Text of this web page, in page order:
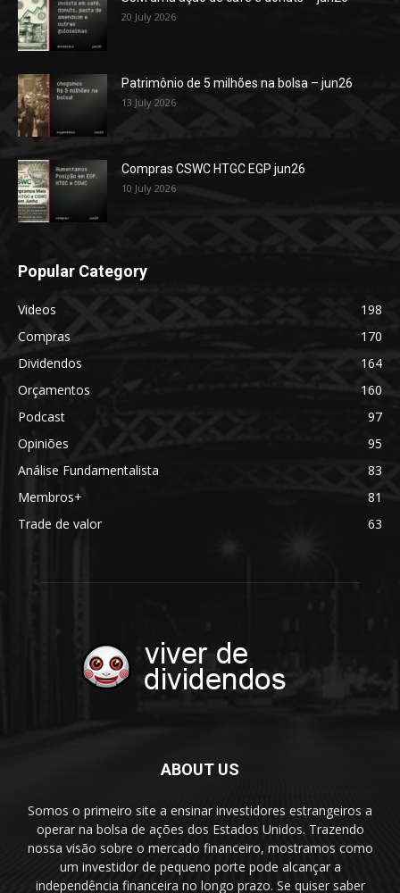
20 July 2026
Patrimônio de 5 milhões na bolsa – jun26
13 July 2026
Compras CSWC HTGC EGP jun26
10 July 2026
Popular Category
Videos
198
Compras
170
Dividendos
164
Orçamentos
160
Podcast
97
Opiniões
95
Análise Fundamentalista
83
Membros+
81
Trade de valor
63
ABOUT US
Somos o primeiro site a ensinar investidores estrangeiros a
operar na bolsa de ações dos Estados Unidos. Trazendo
nossa visão sobre o mercado financeiro, mostramos como
um investidor de pequeno porte pode alcançar a
independência financeira no longo prazo. Se quiser saber